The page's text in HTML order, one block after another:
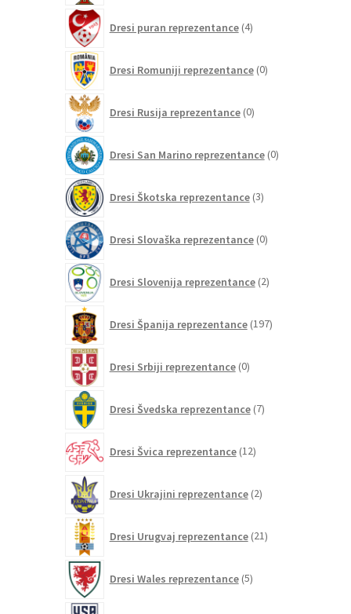
Dresi puran reprezentance 4izdelki
Dresi Romuniji reprezentance 0izdelkov
Dresi Rusija reprezentance 0izdelkov
Dresi San Marino reprezentance 0izdelkov
Dresi Škotska reprezentance 3izdelki
Dresi Slovaška reprezentance 0izdelkov
Dresi Slovenija reprezentance 2izdelka
Dresi Španija reprezentance 197izdelkov
Dresi Srbiji reprezentance 0izdelkov
Dresi Švedska reprezentance 7izdelkov
Dresi Švica reprezentance 12izdelkov
Dresi Ukrajini reprezentance 2izdelka
Dresi Urugvaj reprezentance 21izdelkov
Dresi Wales reprezentance 5izdelkov